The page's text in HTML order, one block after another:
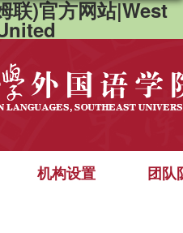
联)官方网站|West
机构设置 团队